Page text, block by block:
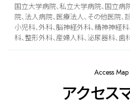
国立大学病院、私立大学病院、国立病
院、法人病院、医療法人、その他医院、
小児科、外科、脳神経外科、精神神経
科、整形外科、産婦人科、泌尿器科、歯
Access Map
アクセス